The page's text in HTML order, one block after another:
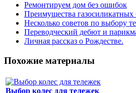
Ремонтируем дом без ошибок
Преимущества газосиликатных
Несколько советов по выбору
Переводческий дебют и
Личная рассказ о Рождестве.
Похожие материалы
Выбор колес для тележек